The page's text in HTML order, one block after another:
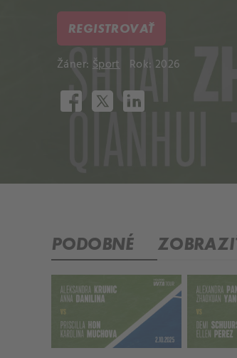
REGISTROVAŤ
Žáner: Šport Rok: 2026
PODOBNÉ